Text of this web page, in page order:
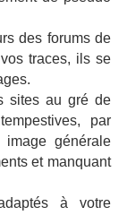
des forums de
traces, ils se
sites au gré de
par
image générale
et manquant
à votre